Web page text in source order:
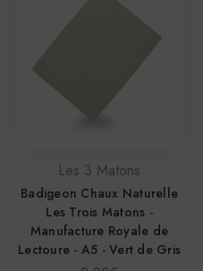
Les 3 Matons
Badigeon Chaux Naturelle
Les Trois Matons -
Manufacture Royale de
Lectoure - A5 - Vert de Gris